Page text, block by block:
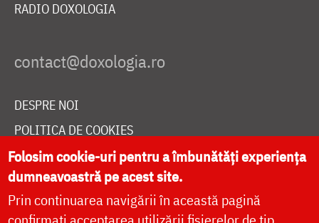
RADIO DOXOLOGIA
DESPRE NOI
POLITICA DE COOKIES
DONEAZĂ ONLINE PENTRU CATEDRALA NAȚIONALĂ
LIVE
Folosim cookie-uri pentru a îmbunătăți experiența
dumneavoastră pe acest site.
Prin continuarea navigării în această pagină